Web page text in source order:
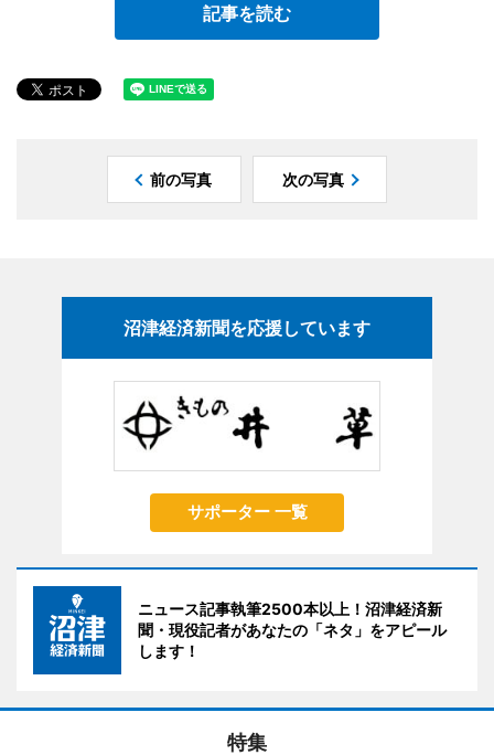
記事を読む
前の写真 次の写真
沼津経済新聞を応援しています
サポーター 一覧
ニュース記事執筆2500本以上！沼津経済新
聞・現役記者があなたの「ネタ」をアピール
します！
特集